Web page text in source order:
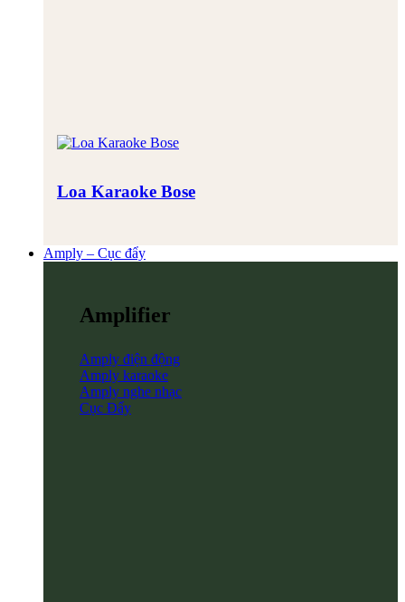
Loa Karaoke Bose
Amply – Cục đẩy
Amplifier
Amply điện động
Amply karaoke
Amply nghe nhạc
Cục Đẩy